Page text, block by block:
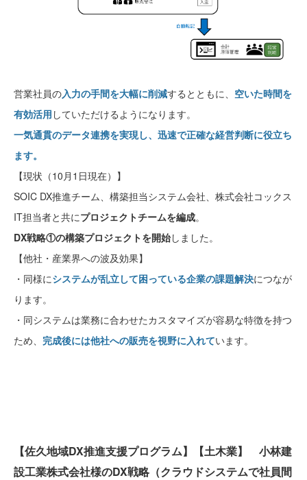
営業社員の入力の手間を大幅に削減するとともに、 空いた時間を
有効活用 していただけるようになります。
一気通貫のデータ連携を実現し、迅速で正確な経営判断に役立ち
ます。
【現状（10月1日現在）】
SOIC DX推進チーム、構築担当システム会社、株式会社コックス
IT担当者と共にプロジェクトチームを編成。
DX戦略①の構築プロジェクトを開始しました。
【他社・産業界への波及効果】
・同様にシステムが乱立して困っている企業の課題解決につなが
ります。
・同システムは業務に合わせたカスタマイズが容易な特徴を持つ
ため、 完成後には他社への販売を視野に入れています。
【佐久地域DX推進支援プログラム】【土木業】 小林建
設工業株式会社様のDX戦略（クラウドシステムで社員間